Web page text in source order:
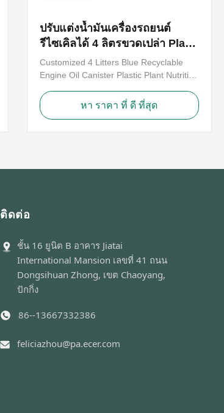
ปรับแต่งน้ำมันเครื่องรถยนต์
รีไซเคิลได้ 4 ลิตรขวดเปล่า Plant
Nutrition Container
Customized 4 Litters Blue Recyclable
Engine Oil Canister Plastic Plant Nutrition
design welcome ! Our Plastic Canisters
are excellent quality and good price .
หา ราคา ที่ ดี ที่สุด
ติดต่อ
ชั้น 16 ยูนิต B อาคาร Jiatai
International Mansion เลขที่ 41 ถนน
Dongsihuan Zhong, เขต Chaoyang,
ปักกิ่ง
86--13667332386
feliciazhou@pa.ecer.com